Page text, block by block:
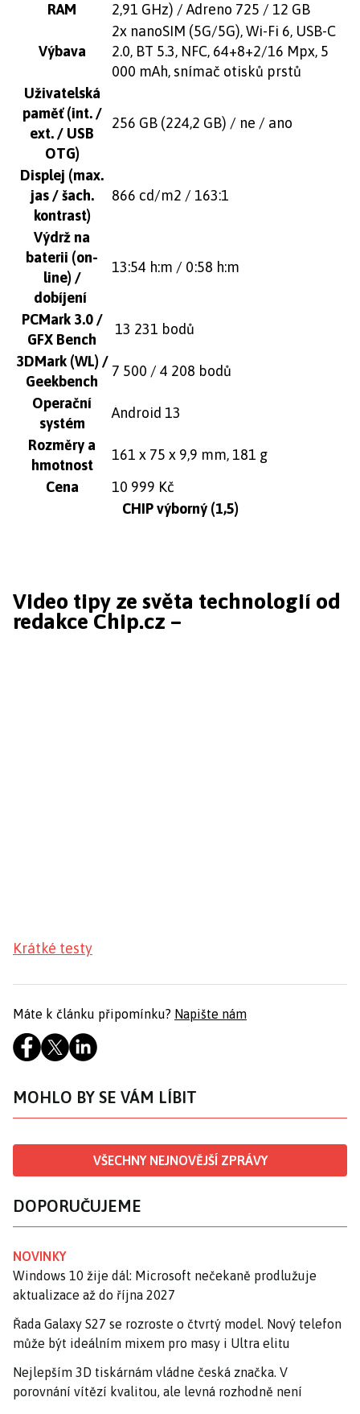
RAM
2,91 GHz) / Adreno 725 / 12 GB
Výbava
2x nanoSIM (5G/5G), Wi-Fi 6, USB-C
2.0, BT 5.3, NFC, 64+8+2/16 Mpx, 5
000 mAh, snímač otisků prstů
Uživatelská
paměť (int. /
ext. / USB
OTG)
256 GB (224,2 GB) / ne / ano
Displej (max.
jas / šach.
kontrast)
866 cd/m2 / 163:1
Výdrž na
baterii (on-
line) /
dobíjení
13:54 h:m / 0:58 h:m
PCMark 3.0 /
GFX Bench
13 231 bodů
3DMark (WL) /
Geekbench
7 500 / 4 208 bodů
Operační
systém
Android 13
Rozměry a
hmotnost
161 x 75 x 9,9 mm, 181 g
Cena
10 999 Kč
CHIP výborný (1,5)
Video tipy ze světa technologií od
redakce Chip.cz –
Krátké testy
Máte k článku připomínku? Napište nám
MOHLO BY SE VÁM LÍBIT
VŠECHNY NEJNOVĚJŠÍ ZPRÁVY
DOPORUČUJEME
NOVINKY
Windows 10 žije dál: Microsoft nečekaně prodlužuje
aktualizace až do října 2027
Řada Galaxy S27 se rozroste o čtvrtý model. Nový telefon
může být ideálním mixem pro masy i Ultra elitu
Nejlepším 3D tiskárnám vládne česká značka. V
porovnání vítězí kvalitou, ale levná rozhodně není